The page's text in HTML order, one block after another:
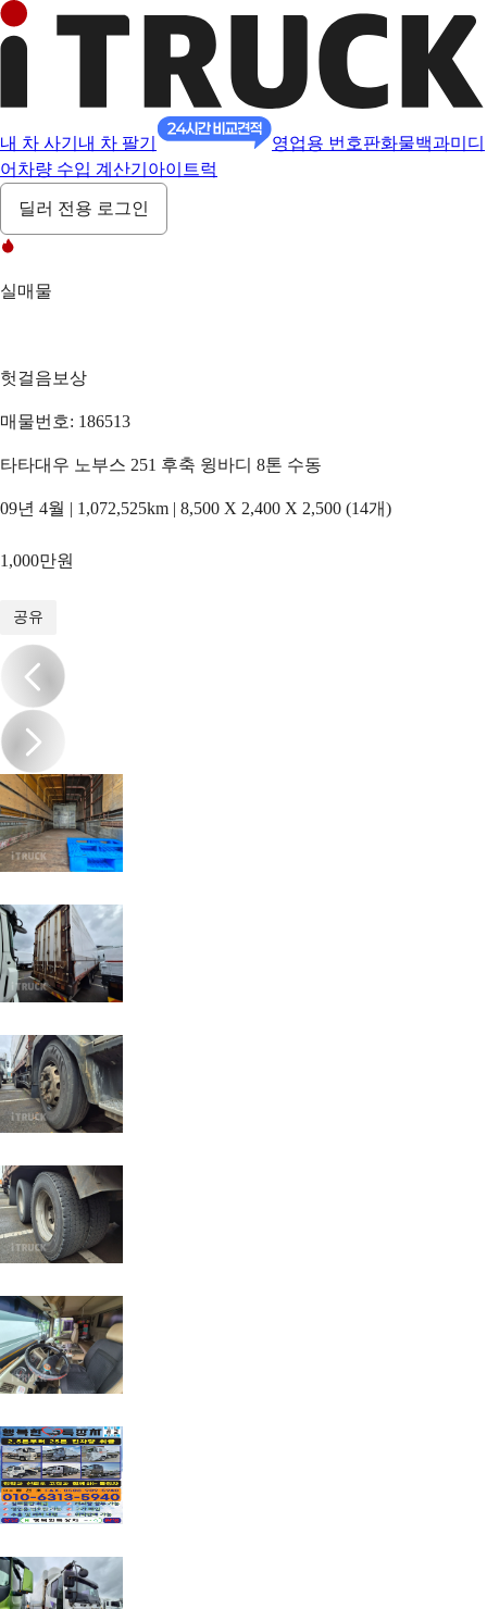
내 차 사기 내 차 팔기 영업용 번호판화물백과미디
어 차량 수입 계산기 아이트럭
딜러 전용 로그인
실매물
헛걸음보상
매물번호: 186513
타타대우 노부스 251 후축 윙바디 8톤 수동
09년 4월 | 1,072,525km | 8,500 X 2,400 X 2,500 (14개)
1,000만원
공유
/10